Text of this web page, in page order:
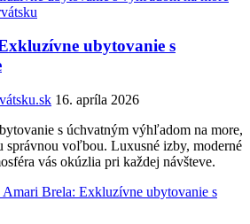
ubytovanie s
16. apríla 2026
s úchvatným výhľadom na more,
voľbou. Luxusné izby, moderné
vás okúzlia pri každej návšteve.
Brela: Exkluzívne ubytovanie s